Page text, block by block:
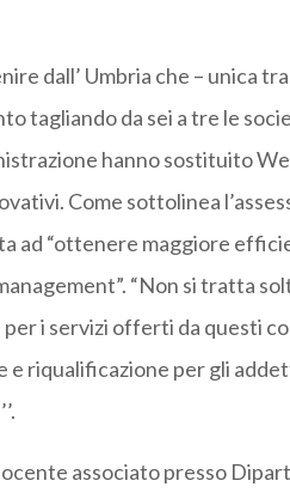
dall’ Umbria che – unica
tagliando da sei a tre le
hanno sostituito
Come sottolinea
ad “ottenere maggiore
“Non si tratta
i servizi offerti da questi
e riqualificazione per gli
associato presso